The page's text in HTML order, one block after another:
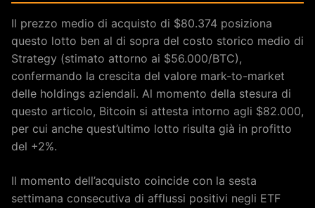
Il prezzo medio di acquisto di $80.374 posiziona
questo lotto ben al di sopra del costo storico medio di
Strategy (stimato attorno ai $56.000/BTC),
confermando la crescita del valore mark-to-market
delle holdings aziendali. Al momento della stesura di
questo articolo, Bitcoin si attesta intorno agli $82.000,
per cui anche quest’ultimo lotto risulta già in profitto
del +2%.
Il momento dell’acquisto coincide con la sesta
settimana consecutiva di afflussi positivi negli ETF